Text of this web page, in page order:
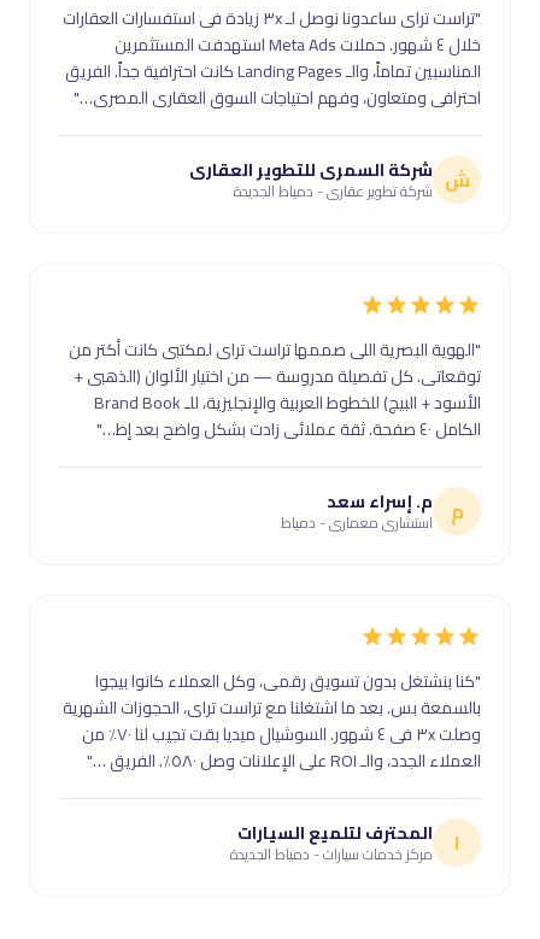
"تراست تراى ساعدونا نوصل لـ ٣x زيادة فى استفسارات العقارات
خلال ٤ شهور. حملات Meta Ads استهدفت المستثمرين
المناسبين تماماً، والـ Landing Pages كانت احترافية جداً. الفريق
احترافى ومتعاون، وفهم احتياجات السوق العقارى المصرى…"
ش شركة السمرى للتطوير العقارى
شركة تطوير عقارى - دمياط الجديدة
"الهوية البصرية اللى صممها تراست تراى لمكتبى كانت أكتر من
توقعاتى. كل تفصيلة مدروسة — من اختيار الألوان (الذهبى +
الأسود + البيج) للخطوط العربية والإنجليزية، للـ Brand Book
الكامل ٤٠ صفحة. ثقة عملائى زادت بشكل واضح بعد إط…"
م م. إسراء سعد
استشارى معمارى - دمياط
"كنا بنشتغل بدون تسويق رقمى، وكل العملاء كانوا بيجوا
بالسمعة بس. بعد ما اشتغلنا مع تراست تراى، الحجوزات الشهرية
وصلت ٣x فى ٤ شهور. السوشيال ميديا بقت تجيب لنا ٧٠٪ من
العملاء الجدد، والـ ROI على الإعلانات وصل ٥٨٠٪. الفريق …"
ا المحترف لتلميع السيارات
مركز خدمات سيارات - دمياط الجديدة